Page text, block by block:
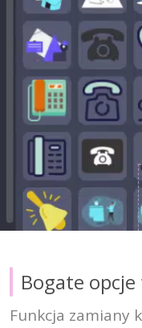
Bogate
Funkcja zamiany